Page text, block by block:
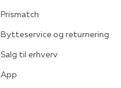
Prismatch
Bytteservice og returnering
Salg til erhverv
App